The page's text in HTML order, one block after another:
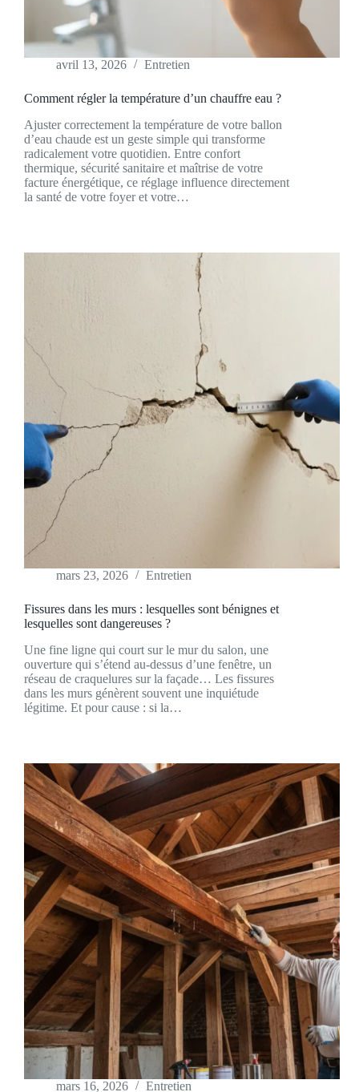
avril 13, 2026 Entretien
Comment régler la température d’un chauffre eau ?
Ajuster correctement la température de votre ballon
d’eau chaude est un geste simple qui transforme
radicalement votre quotidien. Entre confort
thermique, sécurité sanitaire et maîtrise de votre
facture énergétique, ce réglage influence directement
la santé de votre foyer et votre…
mars 23, 2026 Entretien
Fissures dans les murs : lesquelles sont bénignes et
lesquelles sont dangereuses ?
Une fine ligne qui court sur le mur du salon, une
ouverture qui s’étend au-dessus d’une fenêtre, un
réseau de craquelures sur la façade… Les fissures
dans les murs génèrent souvent une inquiétude
légitime. Et pour cause : si la…
mars 16, 2026 Entretien